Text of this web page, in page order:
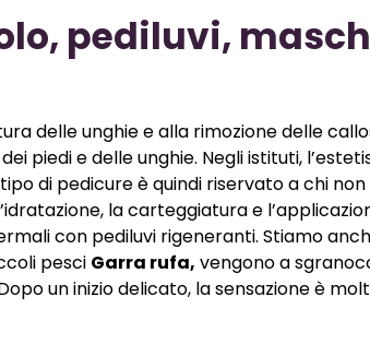
pediluvi,
delle unghie e alla rimozione delle
piedi e delle unghie. Negli istituti,
di pedicure è quindi riservato a chi
la carteggiatura e
con pediluvi rigeneranti. Stiamo
pesci Garra rufa, vengono a
un inizio delicato, la sensazione è